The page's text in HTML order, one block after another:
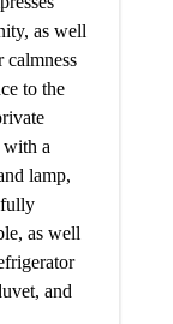
as well
to the
with a
lamp,
fully
as well
and